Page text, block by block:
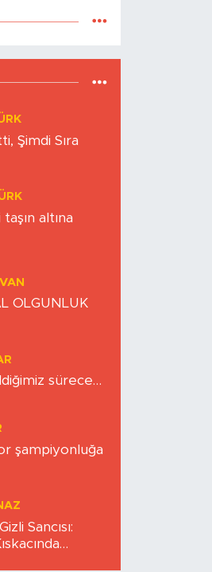
Şimdi Sıra
altına
OLGUNLUK
sürece…
şampiyonluğa
Sancısı: